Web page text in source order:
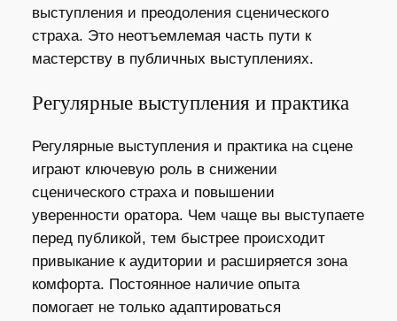
выступления и преодоления сценического
страха. Это неотъемлемая часть пути к
мастерству в публичных выступлениях.
Регулярные выступления и практика
Регулярные выступления и практика на сцене
играют ключевую роль в снижении
сценического страха и повышении
уверенности оратора. Чем чаще вы выступаете
перед публикой, тем быстрее происходит
привыкание к аудитории и расширяется зона
комфорта. Постоянное наличие опыта
помогает не только адаптироваться